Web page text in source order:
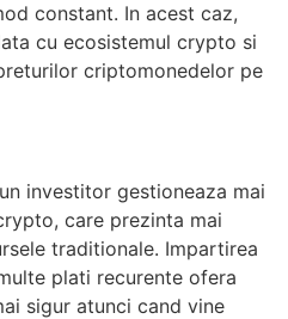
constant. In acest caz,
cu ecosistemul crypto si
criptomonedelor pe
investitor gestioneaza mai
care prezinta mai
traditionale. Impartirea
plati recurente ofera
sigur atunci cand vine